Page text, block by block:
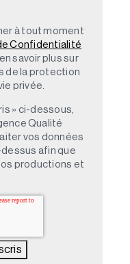
à tout moment
Confidentialité
savoir plus sur
de la protection
privée.
» ci-dessous,
Qualité
vos données
afin que
productions et